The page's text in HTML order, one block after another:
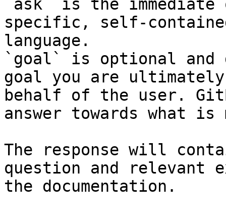
`ask` is the
specific, self-
language.
`goal` is optional and
goal you are
behalf of the user.
answer towards what
The response will
question and relevant
the documentation.